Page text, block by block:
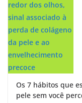
Os 7 hábitos que
pele sem você